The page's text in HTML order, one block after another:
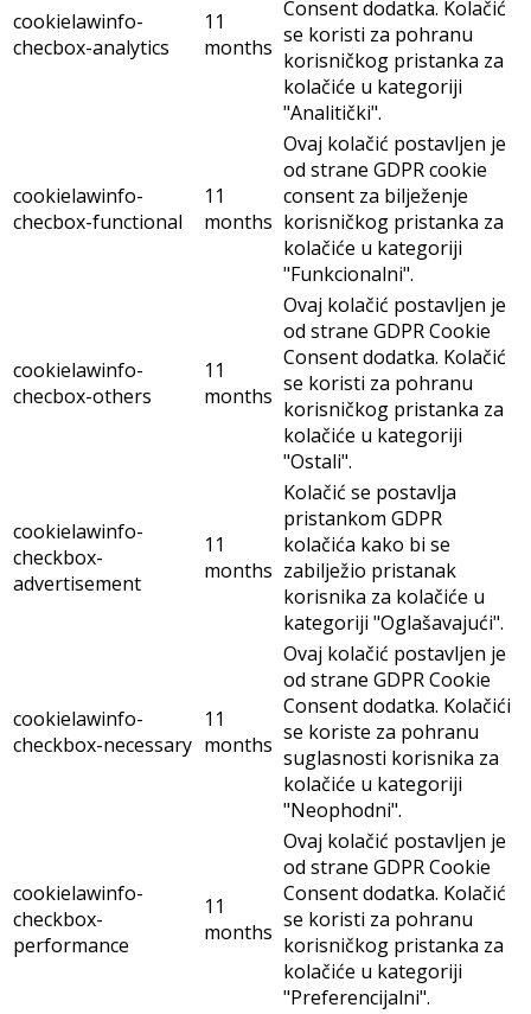
cookielawinfo-
checbox-analytics
11
months
Consent dodatka. Kolačić
se koristi za pohranu
korisničkog pristanka za
kolačiće u kategoriji
"Analitički".
cookielawinfo-
checbox-functional
11
months
Ovaj kolačić postavljen je
od strane GDPR cookie
consent za bilježenje
korisničkog pristanka za
kolačiće u kategoriji
"Funkcionalni".
cookielawinfo-
checbox-others
11
months
Ovaj kolačić postavljen je
od strane GDPR Cookie
Consent dodatka. Kolačić
se koristi za pohranu
korisničkog pristanka za
kolačiće u kategoriji
"Ostali".
cookielawinfo-
checkbox-
advertisement
11
months
Kolačić se postavlja
pristankom GDPR
kolačića kako bi se
zabilježio pristanak
korisnika za kolačiće u
kategoriji "Oglašavajući".
cookielawinfo-
checkbox-necessary
11
months
Ovaj kolačić postavljen je
od strane GDPR Cookie
Consent dodatka. Kolačići
se koriste za pohranu
suglasnosti korisnika za
kolačiće u kategoriji
"Neophodni".
cookielawinfo-
checkbox-
performance
11
months
Ovaj kolačić postavljen je
od strane GDPR Cookie
Consent dodatka. Kolačić
se koristi za pohranu
korisničkog pristanka za
kolačiće u kategoriji
"Preferencijalni".